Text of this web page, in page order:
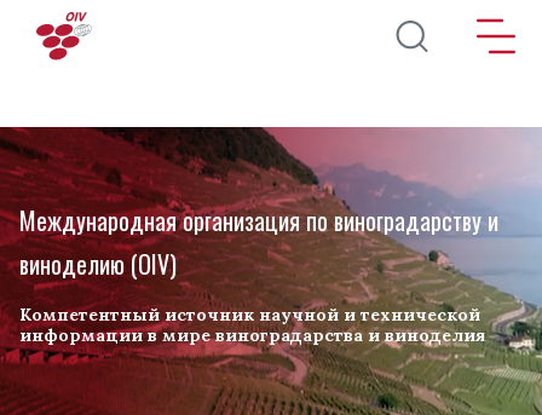
Перейти к основному содержанию
Международная организация по виноградарству и
виноделию (OIV)
Компетентный источник научной и технической
информации в мире виноградарства и виноделия